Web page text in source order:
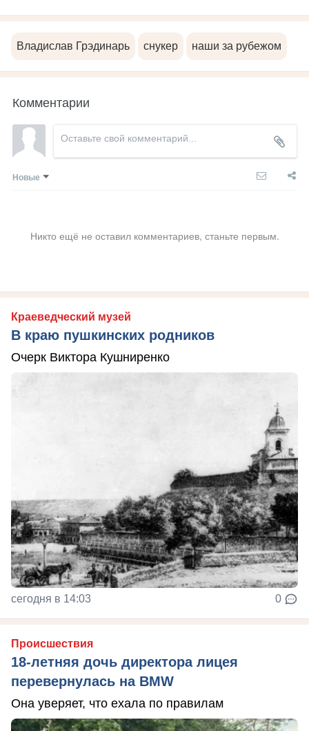
Владислав Грэдинарь снукер наши за рубежом
Комментарии
Новые
Никто ещё не оставил комментариев, станьте первым.
Краеведческий музей
В краю пушкинских родников
Очерк Виктора Кушниренко
сегодня в 14:03 0
Происшествия
18-летняя дочь директора лицея
перевернулась на BMW
Она уверяет, что ехала по правилам